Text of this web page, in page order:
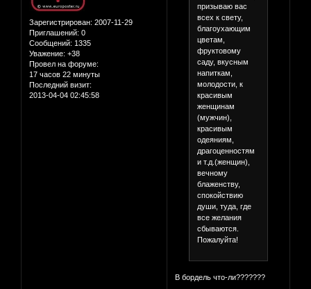
Зарегистрирован: 2007-11-29
Приглашений: 0
Сообщений: 1335
Уважение: +38
Провел на форуме:
17 часов 22 минуты
Последний визит:
2013-04-04 02:45:58
призываю вас
всех к свету,
благоухающим
цветам,
фруктовому
саду, вкусным
напиткам,
молодости, к
красивым
женщинам
(мужчин),
красивым
одеяниям,
драгоценностям
и т.д.(женщин),
вечному
блаженству,
спокойствию
души, туда, где
все желания
сбываются.
Пожалуйта!
В бордель что-ли???????